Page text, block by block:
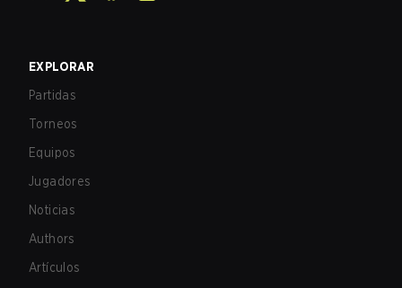
EXPLORAR
Partidas
Torneos
Equipos
Jugadores
Noticias
Authors
Artículos